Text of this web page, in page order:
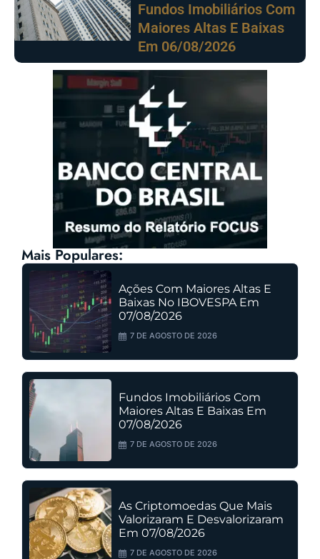
Fundos Imobiliários Com
Maiores Altas E Baixas
Em 06/08/2026
Mais Populares:
Ações Com Maiores Altas E
Baixas No IBOVESPA Em
07/08/2026
7 DE AGOSTO DE 2026
Fundos Imobiliários Com
Maiores Altas E Baixas Em
07/08/2026
7 DE AGOSTO DE 2026
As Criptomoedas Que Mais
Valorizaram E Desvalorizaram
Em 07/08/2026
7 DE AGOSTO DE 2026